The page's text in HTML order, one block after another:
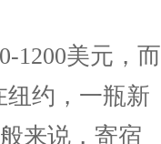
1200美元，而
纽约，一瓶新
来说，寄宿